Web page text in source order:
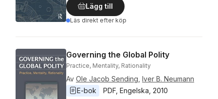
Lägg till
Läs direkt efter köp
Governing the Global Polity
Practice, Mentality, Rationality
Av Ole Jacob Sending Iver B. Neumann
E-bok
PDF Engelska 2010